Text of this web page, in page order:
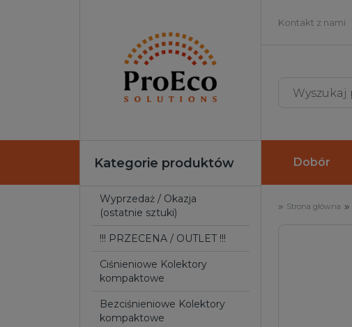
Kontakt z nami
Dobór
Kategorie produktów
Wyprzedaż / Okazja
(ostatnie sztuki)
!!! PRZECENA / OUTLET !!!
Ciśnieniowe Kolektory
kompaktowe
Bezciśnieniowe Kolektory
kompaktowe
Strona główna